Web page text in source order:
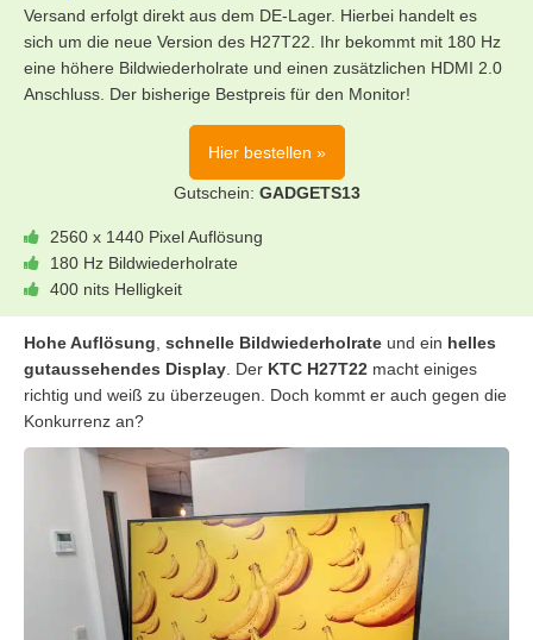
Versand erfolgt direkt aus dem DE-Lager. Hierbei handelt es
sich um die neue Version des H27T22. Ihr bekommt mit 180 Hz
eine höhere Bildwiederholrate und einen zusätzlichen HDMI 2.0
Anschluss. Der bisherige Bestpreis für den Monitor!
Hier bestellen »
Gutschein: GADGETS13
2560 x 1440 Pixel Auflösung
180 Hz Bildwiederholrate
400 nits Helligkeit
Hohe Auflösung schnelle Bildwiederholrate und ein helles
gutaussehendes Display . Der KTC H27T22 macht einiges
richtig und weiß zu überzeugen. Doch kommt er auch gegen die
Konkurrenz an?